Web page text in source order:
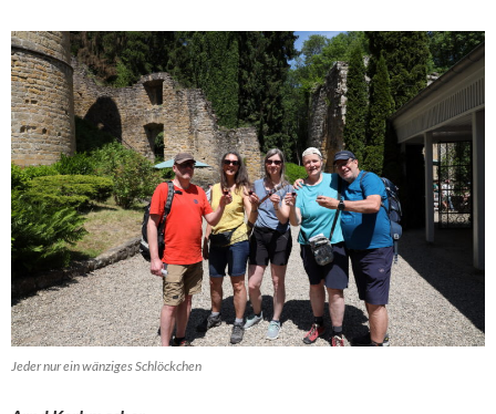
Jeder nur ein wänziges Schlöckchen